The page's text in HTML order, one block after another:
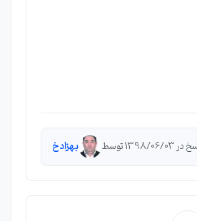
06/03 توسط بهزاد خ